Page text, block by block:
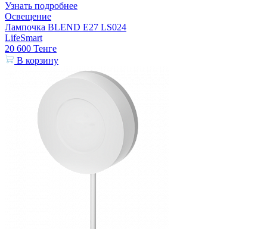
Узнать подробнее
Освещение
Лампочка BLEND E27 LS024
LifeSmart
20 600 Тенге
В корзину